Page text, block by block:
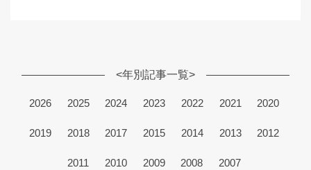
<年別記事一覧>
2026 2025 2024 2023 2022 2021 2020
2019 2018 2017 2015 2014 2013 2012
2011 2010 2009 2008 2007